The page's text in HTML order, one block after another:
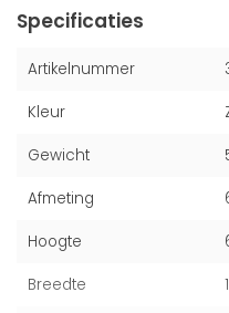
Specificaties
Artikelnummer
Kleur
Gewicht
Afmeting
Hoogte
Breedte